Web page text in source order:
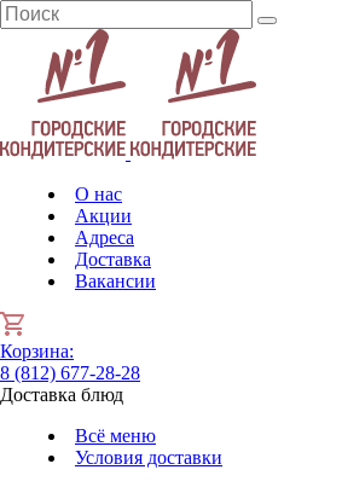
О нас
Акции
Адреса
Доставка
Вакансии
Корзина:
8 (812) 677-28-28
Доставка блюд
Всё меню
Условия доставки